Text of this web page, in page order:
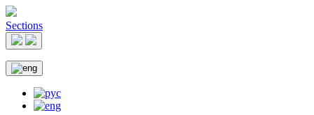
Sections